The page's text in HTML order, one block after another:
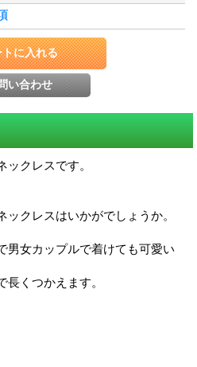
クレスです。
クレスはいかがでしょうか。
男女カップルで着けても可愛い
くつかえます。